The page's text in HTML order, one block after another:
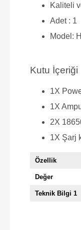
Kaliteli
Adet : 1
Model:
Kutu İçeriği
1X
1X
2X
1X Şarj
Özellik
Değer
Teknik Bilgi 1